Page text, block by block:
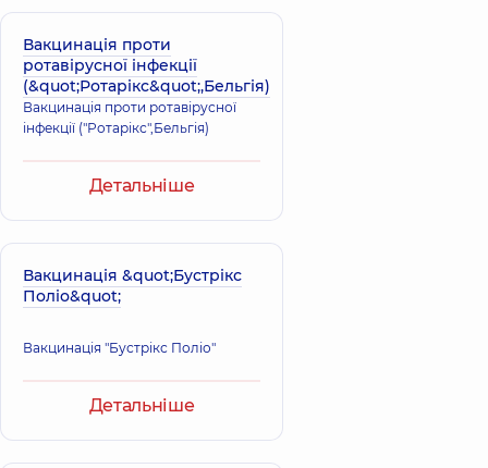
Вакцинація проти
ротавірусної інфекції
(&quot;Ротарікс&quot;,Бельгія)
Вакцинація проти ротавірусної
інфекції ("Ротарікс",Бельгія)
Детальніше
Вакцинація &quot;Бустрікс
Поліо&quot;
Вакцинація "Бустрікс Поліо"
Детальніше